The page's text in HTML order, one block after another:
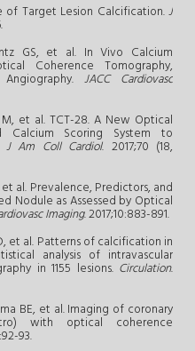
of Target Lesion Calcification.J
GS, et al. In Vivo Calcium
Coherence Tomography,
JACC Cardiovasc
et al. TCT-28. A New Optical
Calcium Scoring System to
J Am Coll Cardiol. 2017;70 (18,
al. Prevalence, Predictors, and
Nodule as Assessed by Optical
Imaging. 2017;10:883-891.
et al. Patterns of calcification in
analysis of intravascular
in 1155 lesions. Circulation.
BE, et al. Imaging of coronary
with optical coherence
93.